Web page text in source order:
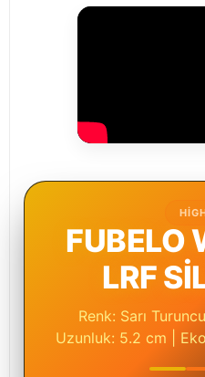
FUBELO
LRF
Renk: Sarı
Uzunluk: 5.2 cm |